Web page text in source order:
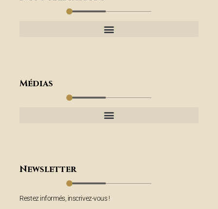
Médias
Newsletter
Restez informés, inscrivez-vous !